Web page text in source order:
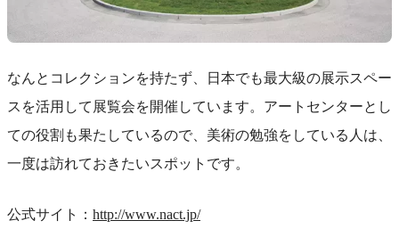
なんとコレクションを持たず、日本でも最大級の展示スペー
スを活用して展覧会を開催しています。アートセンターとし
ての役割も果たしているので、美術の勉強をしている人は、
一度は訪れておきたいスポットです。
公式サイト： http://www.nact.jp/